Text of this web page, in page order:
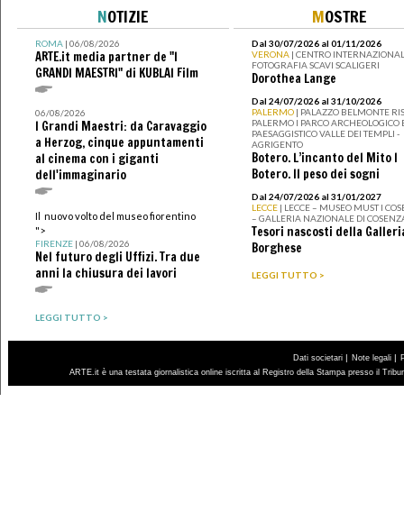
NOTIZIE
ROMA| 06/08/2026
ARTE.it media partner de "I
GRANDI MAESTRI" di KUBLAI Film
06/08/2026
I Grandi Maestri: da Caravaggio
a Herzog, cinque appuntamenti
al cinema con i giganti
dell'immaginario
Il nuovo volto del museo fiorentino
">
FIRENZE| 06/08/2026
Nel futuro degli Uffizi. Tra due
anni la chiusura dei lavori
LEGGI TUTTO >
MOSTRE
Dal 30/07/2026 al 01/11/2026
VERONA | CENTRO
FOTOGRAFIA SCAVI SCALIGERI
Dorothea Lange
Dal 24/07/2026 al 31/10/2026
PALERMO | PALAZZO BELMONTE
PALERMO I PARCO ARCHEOLOGICO
PAESAGGISTICO VALLE DEI TEMPLI -
AGRIGENTO
Botero. L’incanto del Mito I
Botero. Il peso dei sogni
Dal 24/07/2026 al 31/01/2027
LECCE | LECCE – MUSEO MUST I
– GALLERIA NAZIONALE DI
Tesori nascosti della
Borghese
LEGGI TUTTO >
Dati societari Note legali
ARTE.it è una testata giornalistica online iscritta al Registro della Stampa presso il